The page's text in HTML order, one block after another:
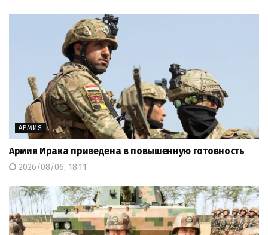
АРМИЯ
Армия Ирака приведена в повышенную готовность
2026/08/06, 18:11